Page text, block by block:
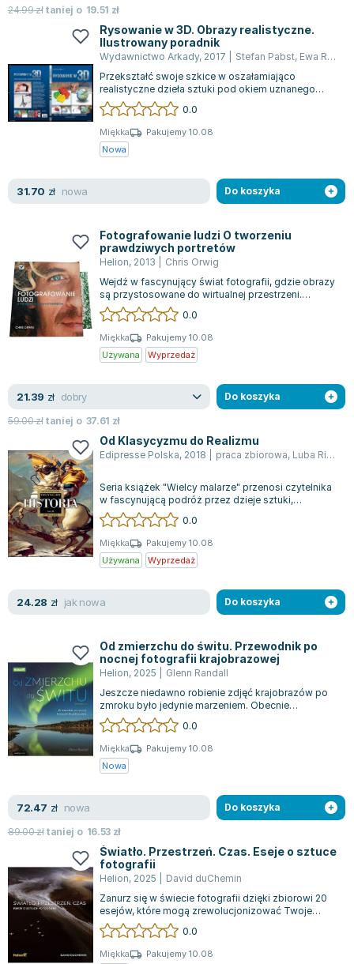
24.99złtaniej o 19.51 zł
Rysowanie w 3D. Obrazy realistyczne.
Ilustrowany poradnik
Wydawnictwo Arkady, 2017 Stefan Pabst, Ewa Romkowska
Przekształć swoje szkice w oszałamiająco
realistyczne dzieła sztuki pod okiem uznanego
artysty Stefana Pabsta, który zdobył sławę...
0.0
Miękka
Pakujemy 10.08
Nowa
31.70 zł nowa Do koszyka
Fotografowanie ludzi O tworzeniu
prawdziwych portretów
Helion, 2013
Chris Orwig
Wejdź w fascynujący świat fotografii, gdzie obrazy
są przystosowane do wirtualnej przestrzeni.
Fotografowie pragną tworzyć zdjęcia...
0.0
Miękka
Pakujemy 10.08
Używana
Wyprzedaż
21.39 zł dobry
59.00złtaniej o 37.61 zł
Do koszyka
Od Klasycyzmu do Realizmu
Edipresse Polska, 2018 praca zbiorowa, Luba Ristujcz
Seria książek "Wielcy malarze" przenosi czytelnika
w fascynującą podróż przez dzieje sztuki,
skupiając się na takich mistrzach jak...
0.0
Miękka
Pakujemy 10.08
Używana
Wyprzedaż
24.28 zł jak nowa Do koszyka
Od zmierzchu do świtu. Przewodnik po
nocnej fotografii krajobrazowej
Helion, 2025
Glenn Randall
Jeszcze niedawno robienie zdjęć krajobrazów po
zmroku było jedynie marzeniem. Obecnie
nowoczesne aparaty cyfrowe umożliwiają tworz...
0.0
Miękka
Pakujemy 10.08
Nowa
72.47 zł nowa
89.00złtaniej o 16.53 zł
Do koszyka
Światło. Przestrzeń. Czas. Eseje o sztuce
fotografii
Helion, 2025
David duChemin
Zanurz się w świecie fotografii dzięki zbiorowi 20
esejów, które mogą zrewolucjonizować Twoje
myślenie o tej sztuce. Zastanów się,...
0.0
Miękka
Pakujemy 10.08